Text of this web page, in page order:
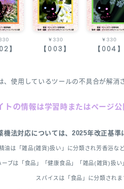
】
￥330
【003】
￥330
【004】
、使用しているツールの不具合が解消
トの情報は学習時またはページ
機法対応については、2025年改正基準
油は「雑品(雑貨)扱い」に分類され芳香浴な
ーブは「食品」「健康食品」「雑品(雑貨)扱い
スパイスは「食品」に分類されま